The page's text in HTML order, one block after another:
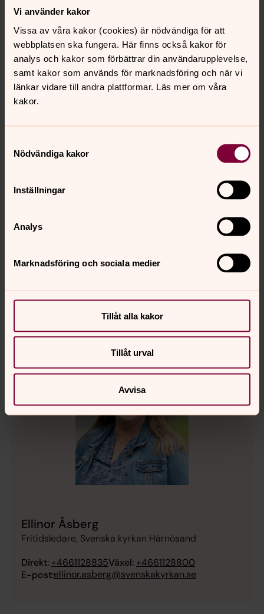
Vi använder kakor
Vissa av våra kakor (cookies) är nödvändiga för att
webbplatsen ska fungera. Här finns också kakor för
analys och kakor som förbättrar din användarupplevelse,
samt kakor som används för marknadsföring och när vi
länkar vidare till andra plattformar. Läs mer om våra
kakor.
Nödvändiga kakor
Inställningar
Analys
Marknadsföring och sociala medier
Tillåt alla kakor
Tillåt urval
Avvisa
Helena Norberg
Församlingspedagog, Svenska kyrkan Härnösand
0611-288 00
E-post:helena.norberg@svenskakyrkan.se
Ellinor Åsberg
Fritidsledare, Svenska kyrkan Härnösand
Direkt: +4661128835Växel: +4661128800
E-post:ellinor.asberg@svenskakyrkan.se